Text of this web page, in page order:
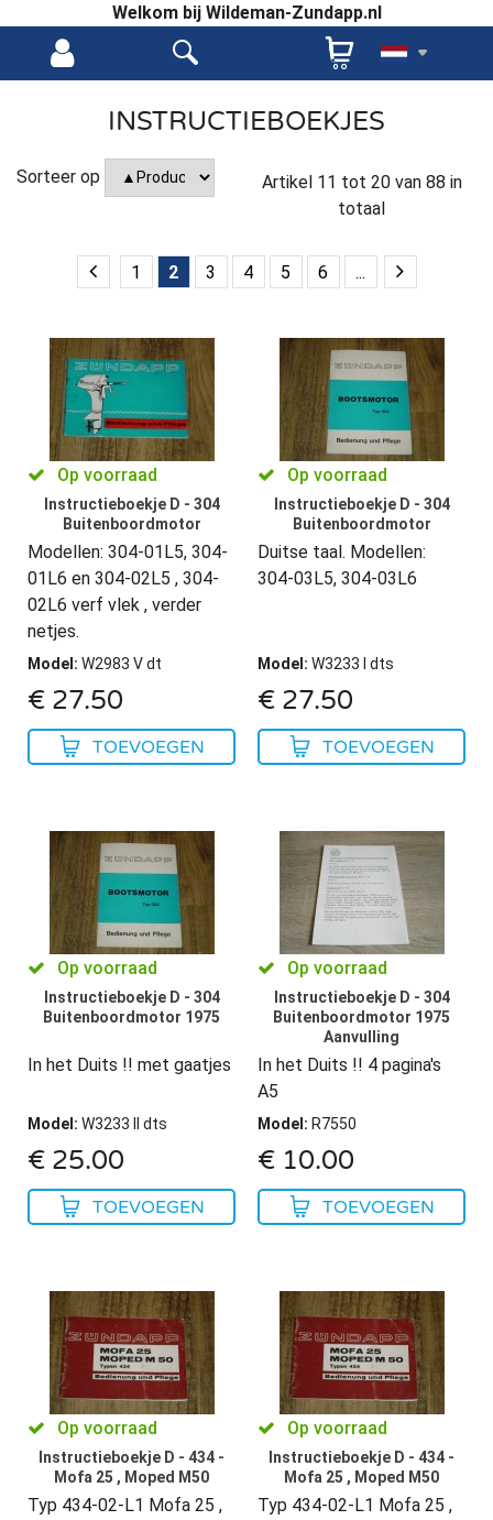
Welkom bij Wildeman-Zundapp.nl
INSTRUCTIEBOEKJES
Sorteer op Artikel 11 tot 20van 88 in
totaal
1 2 3 4 5 6 ...
Op voorraad
Instructieboekje D - 304
Buitenboordmotor
Modellen: 304-01L5, 304-
01L6 en 304-02L5 , 304-
02L6 verf vlek , verder
netjes.
Model : W2983 V dt
€ 27.50
TOEVOEGEN
Op voorraad
Instructieboekje D - 304
Buitenboordmotor
Duitse taal. Modellen:
304-03L5, 304-03L6
Model : W3233 I dts
€ 27.50
TOEVOEGEN
Op voorraad
Instructieboekje D - 304
Buitenboordmotor 1975
In het Duits !! met gaatjes
Model : W3233 II dts
€ 25.00
TOEVOEGEN
Op voorraad
Instructieboekje D - 304
Buitenboordmotor 1975
Aanvulling
In het Duits !! 4 pagina's
A5
Model : R7550
€ 10.00
TOEVOEGEN
Op voorraad
Instructieboekje D - 434 -
Mofa 25 , Moped M50
Typ 434-02-L1 Mofa 25 ,
Op voorraad
Instructieboekje D - 434 -
Mofa 25 , Moped M50
Typ 434-02-L1 Mofa 25 ,